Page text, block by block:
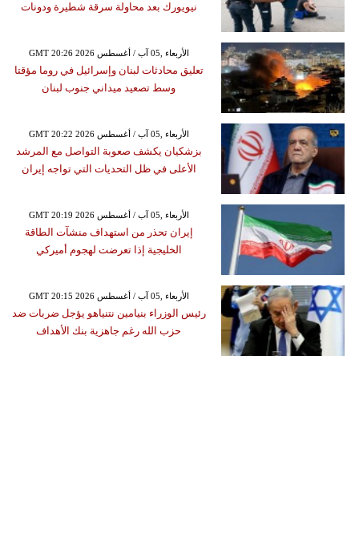
نيويورك بعد محاولة سرقة شطيرة ودونات
GMT 20:26 2026 الأربعاء ,05 آب / أغسطس
تعليق محادثات لبنان وإسرائيل في روما مؤقتا
وسط تصعيد ميداني جنوب لبنان
GMT 20:22 2026 الأربعاء ,05 آب / أغسطس
بزشكيان يكشف صعوبة التواصل مع المرشد
الأعلى في ظل التحديات التي تواجه إيران
GMT 20:19 2026 الأربعاء ,05 آب / أغسطس
إيران تحذر من استهداف منشآت الطاقة
الخليجية إذا تعرضت لهجوم أميركي
GMT 20:15 2026 الأربعاء ,05 آب / أغسطس
رئيس الوزراء بنيامين نتنياهو يؤجل ضربات ضد
حزب الله رغم جاهزية بنك الأهداف